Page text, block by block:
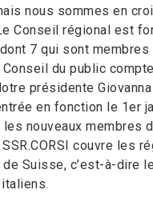
nous sommes en
Conseil régional est
7 qui sont membres
du public
présidente
en fonction le 1er
nouveaux membres
couvre les
Suisse, c’est-à-dire